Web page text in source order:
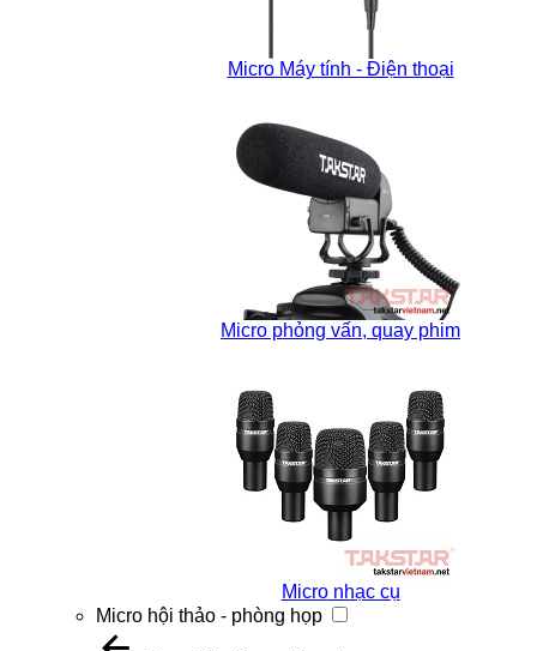
Micro Máy tính - Điện thoại
Micro phỏng vấn, quay phim
Micro nhạc cụ
Micro hội thảo - phòng họp